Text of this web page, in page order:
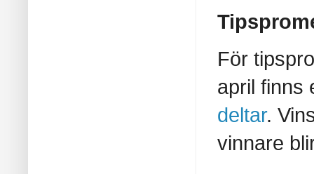
För
april finns
deltar.
vinnare